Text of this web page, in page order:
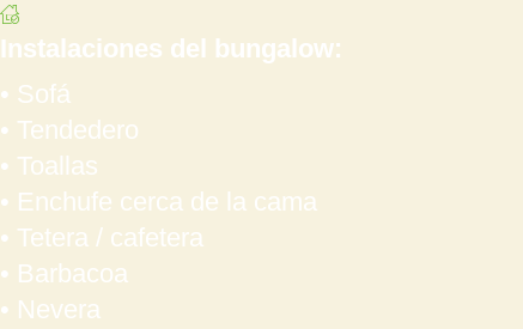
Instalaciones del bungalow:
• Sofá
• Tendedero
• Toallas
• Enchufe cerca de la cama
• Tetera / cafetera
• Barbacoa
• Nevera